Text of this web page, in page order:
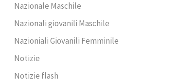
Nazionale Maschile
Nazionali giovanili Maschile
Nazioniali Giovanili Femminile
Notizie
Notizie flash